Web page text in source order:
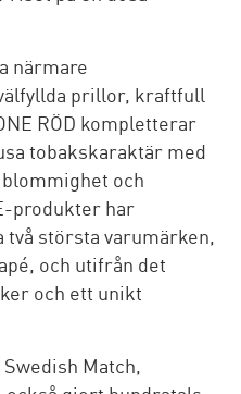
närmare
prillor, kraftfull
RÖD kompletterar
tobakskaraktär med
och
produkter har
största varumärken,
och utifrån det
och ett unikt
Match,